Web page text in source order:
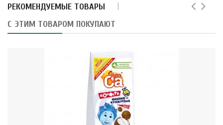
РЕКОМЕНДУЕМЫЕ ТОВАРЫ
С ЭТИМ ТОВАРОМ ПОКУПАЮТ